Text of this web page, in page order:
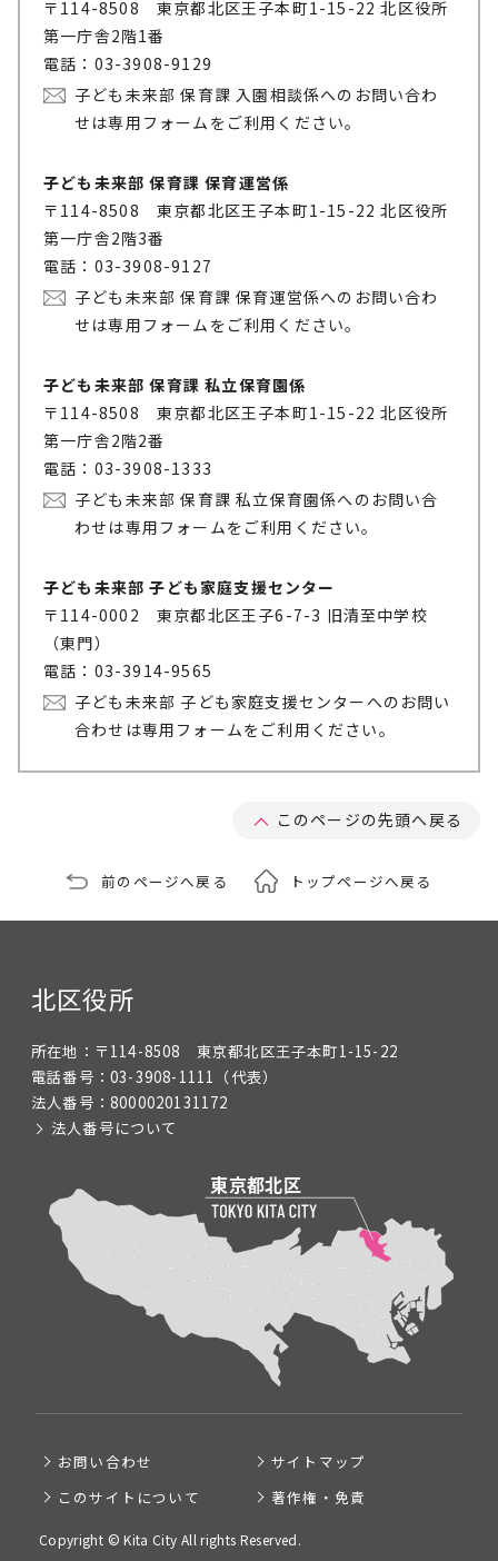
〒114-8508 東京都北区王子本町1-15-22 北区役所
第一庁舎2階1番
電話：03-3908-9129
子ども未来部 保育課 入園相談係へのお問い合わ
せは専用フォームをご利用ください。
子ども未来部 保育課 保育運営係
〒114-8508 東京都北区王子本町1-15-22 北区役所
第一庁舎2階3番
電話：03-3908-9127
子ども未来部 保育課 保育運営係へのお問い合わ
せは専用フォームをご利用ください。
子ども未来部 保育課 私立保育園係
〒114-8508 東京都北区王子本町1-15-22 北区役所
第一庁舎2階2番
電話：03-3908-1333
子ども未来部 保育課 私立保育園係へのお問い合
わせは専用フォームをご利用ください。
子ども未来部 子ども家庭支援センター
〒114-0002 東京都北区王子6-7-3 旧清至中学校
（東門）
電話：03-3914-9565
子ども未来部 子ども家庭支援センターへのお問い
合わせは専用フォームをご利用ください。
このページの先頭へ戻る
前のページへ戻る トップページへ戻る
北区役所
所在地： 〒114-8508 東京都北区王子本町1-15-22
電話番号： 03-3908-1111 （代表）
法人番号： 8000020131172
法人番号について
お問い合わせ
サイトマップ
このサイトについて
著作権・免責
Copyright © Kita City All rights Reserved.